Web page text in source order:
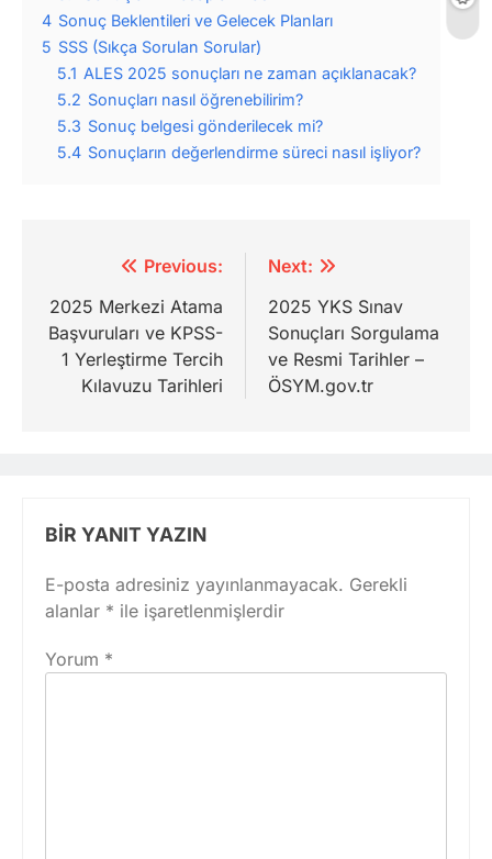
4 Sonuç Beklentileri ve Gelecek Planları
5 SSS (Sıkça Sorulan Sorular)
5.1 ALES 2025 sonuçları ne zaman açıklanacak?
5.2 Sonuçları nasıl öğrenebilirim?
5.3 Sonuç belgesi gönderilecek mi?
5.4 Sonuçların değerlendirme süreci nasıl işliyor?
gezinmesi
Previous:
2025 Merkezi Atama
Başvuruları ve KPSS-
1 Yerleştirme Tercih
Kılavuzu Tarihleri
Next:
2025 YKS Sınav
Sonuçları Sorgulama
ve Resmi Tarihler –
ÖSYM.gov.tr
BIR YANIT YAZIN
E-posta adresiniz yayınlanmayacak. Gerekli
alanlar * ile işaretlenmişlerdir
Yorum *